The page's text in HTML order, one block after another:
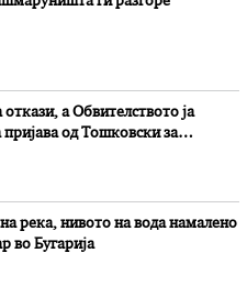
а Обвителството ја
од Тошковски за
река, нивото на вода намалено
во Бугарија